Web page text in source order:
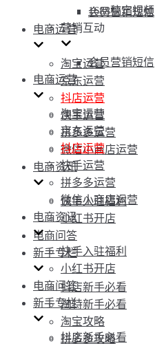
会员营销短信
电商运营
淘宝运营
京东运营
抖店运营
快手运营
拼多多运营
微信小商店运营
电商资讯
快手入驻福利
小红书开店
电商问答
新手专栏
抖店新手必看
淘特新手必看
淘宝攻略
拼多多攻略
1688稿定视频
营销互动
会员营销短信
电商运营
淘宝运营
京东运营
抖店运营
快手运营
拼多多运营
微信小商店运营
电商资讯
快手入驻福利
小红书开店
电商问答
新手专栏
抖店新手必看